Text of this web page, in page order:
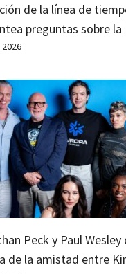
de la línea de
preguntas sobre la
Peck y Paul Wesley
de la amistad entre